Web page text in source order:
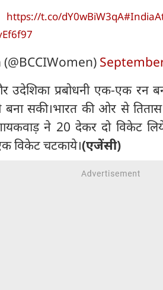
https://t.co/dY0wBiW3qA
और उदेशिका प्रबोधनी एक-एक रन
बना सकी।भारत की ओर से
ने 20 देकर दो विकेट
विकेट चटकाये।(एजेंसी)